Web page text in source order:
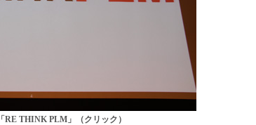
THINK PLM」（クリック）